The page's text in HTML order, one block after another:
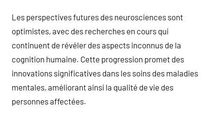
Les perspectives futures des neurosciences sont
optimistes, avec des recherches en cours qui
continuent de révéler des aspects inconnus de la
cognition humaine. Cette progression promet des
innovations significatives dans les soins des maladies
mentales, améliorant ainsi la qualité de vie des
personnes affectées.